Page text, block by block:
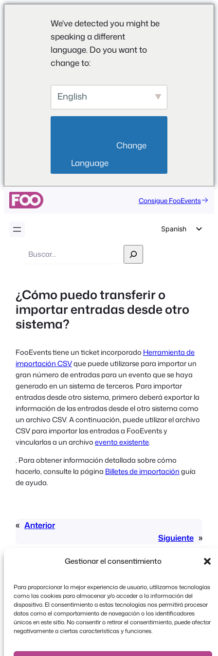
Gestionar el consentimiento
Para proporcionar la mejor experiencia de usuario, utilizamos tecnologías
como las cookies para almacenar y/o acceder a la información del
dispositivo. El consentimiento a estas tecnologías nos permitirá procesar
datos como el comportamiento de navegación o los identificadores
únicos en este sitio. No consentir o retirar el consentimiento, puede afectar
negativamente a ciertas características y funciones.
We've detected you might be
speaking a different
language. Do you want to
change to:
English
Language
Consigue FooEvents
Spanish
Italian
Portuguese
Czech
Greek
Buscar
¿Cómo puedo transferir o
importar entradas desde otro
sistema?
FooEvents tiene un ticket incorporado Herramienta de
importación CSVque puede utilizarse para importar un
gran número de entradas para un evento que se haya
generado en un sistema de terceros. Para importar
entradas desde otro sistema, primero deberá exportar la
información de las entradas desde el otro sistema como
un archivo CSV. A continuación, puede utilizar el archivo
CSV para importar las entradas a FooEvents y
vincularlas a un archivoevento existente.
. Para obtener información detallada sobre cómo
hacerlo, consulte la página Billetes de importaciónguía
de ayuda.
« Anterior
Siguiente »
Copyright © 2026 FooEvents. Todos los derechos
reservados.